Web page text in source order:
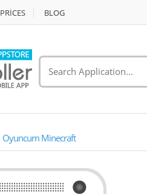
PRİCES BLOG
Oyuncum Minecraft